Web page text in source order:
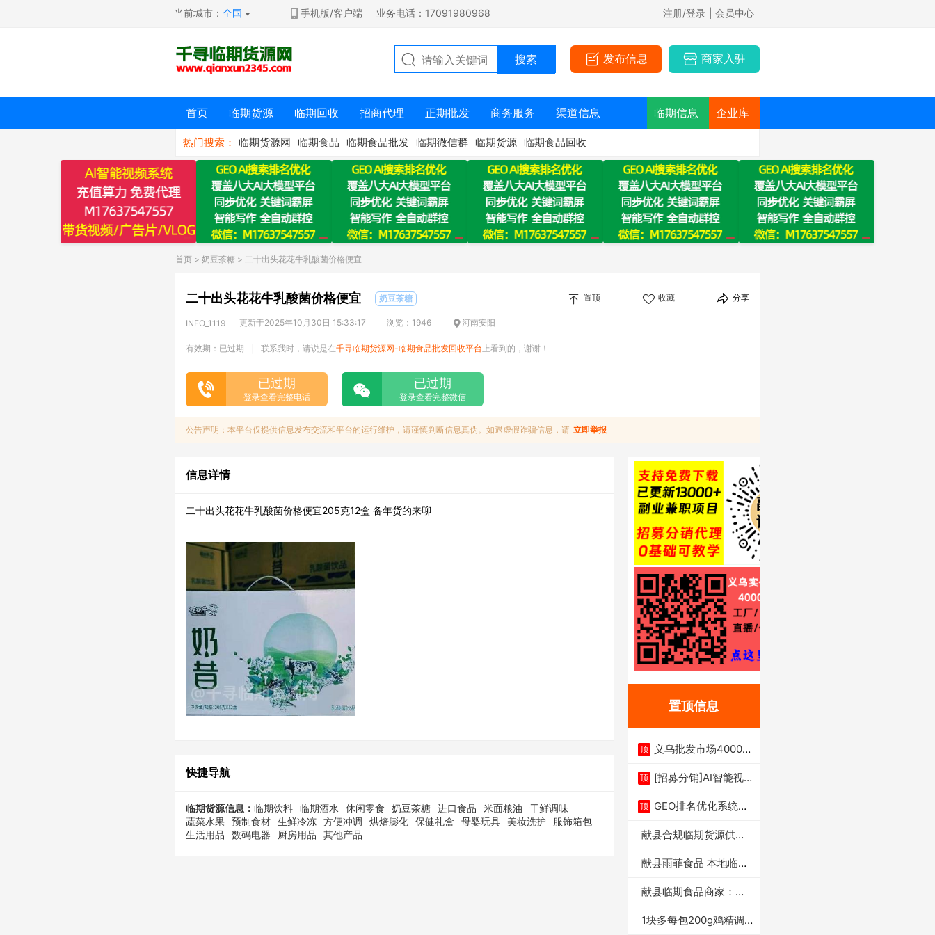
当前城市：全国 手机版/客户端 业务电话：17091980968 注册/登录 | 会员中心
发布信息 商家入驻
首页 临期货源 临期回收 招商代理 正期批发 商务服务 渠道信息 临期信息 企业库
热门搜索： 临期货源网 临期食品 临期食品批发 临期微信群 临期货源 临期食品回收
首页 > 奶豆茶糖 > 二十出头花花牛乳酸菌价格便宜
二十出头花花牛乳酸菌价格便宜 奶豆茶糖 置顶 收藏 分享
INFO_1119 更新于2025年10月30日 15:33:17 浏览：1946 河南安阳
有效期：已过期 联系我时，请说是在千寻临期货源网-临期食品批发回收平台 上看到的，谢谢！
已过期
登录查看完整电话
已过期
登录查看完整微信
公告声明：本平台仅提供信息发布交流和平台的运行维护，请谨慎判断信息真伪。如遇虚假诈骗信息，请 立即举报
信息详情
二十出头花花牛乳酸菌价格便宜205克12盒 备年货的来聊
快捷导航
临期货源信息： 临期饮料 临期酒水 休闲零食 奶豆茶糖 进口食品 米面粮油
干鲜调味
蔬菜水果 预制食材 生鲜冷冻 方便冲调 烘焙膨化 保健礼盒 母婴玩具 美妆洗护
服饰箱包
生活用品
数码电器 厨房用品 其他产品
置顶信息
顶
义乌批发市场4000多
顶 [招募分销]AI智能视
顶 GEO排名优化系统+A
献县合规临期货源供货
献县雨菲食品 本地临期
献县临期食品商家：献
1块多每包200g鸡精调